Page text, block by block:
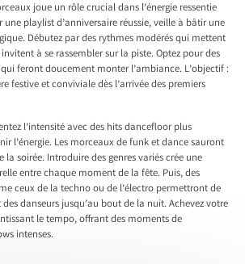
joue un rôle crucial dans l’énergie ressentie
playlist d’anniversaire réussie, veille à bâtir une
Débutez par des rythmes modérés qui mettent
à se rassembler sur la piste. Optez pour des
feront doucement monter l’ambiance. L’objectif :
festive et conviviale dès l’arrivée des premiers
l’intensité avec des hits dancefloor plus
l’énergie. Les morceaux de funk et dance sauront
la soirée. Introduire des genres variés crée une
entre chaque moment de la fête. Puis, des
ceux de la techno ou de l’électro permettront de
danseurs jusqu’au bout de la nuit. Achevez votre
le tempo, offrant des moments de
intenses.